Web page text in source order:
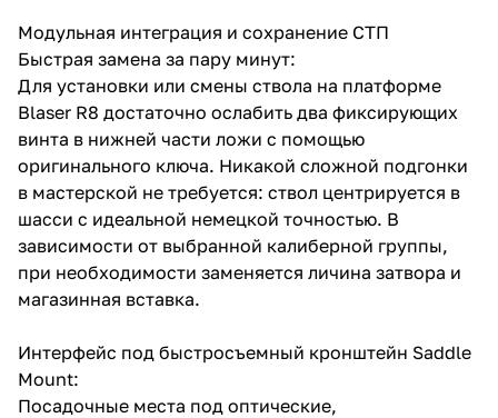
Модульная интеграция и сохранение СТП
Быстрая замена за пару минут:
Для установки или смены ствола на платформе
Blaser R8 достаточно ослабить два фиксирующих
винта в нижней части ложи с помощью
оригинального ключа. Никакой сложной подгонки
в мастерской не требуется: ствол центрируется в
шасси с идеальной немецкой точностью. В
зависимости от выбранной калиберной группы,
при необходимости заменяется личина затвора и
магазинная вставка.
Интерфейс под быстросъемный кронштейн Saddle
Mount:
Посадочные места под оптические,